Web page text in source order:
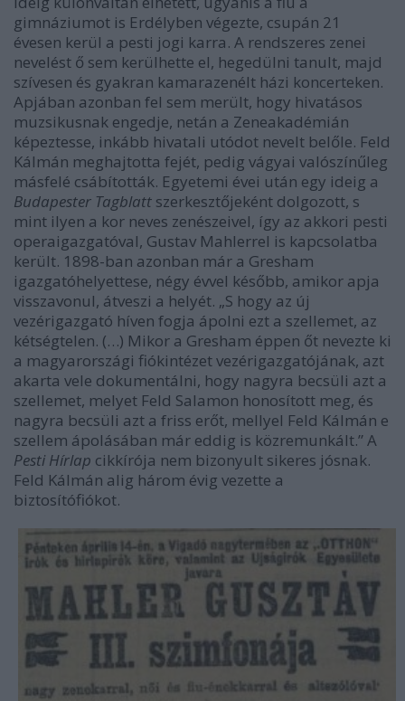
gimnáziumot is Erdélyben végezte, csupán 21
évesen kerül a pesti jogi karra. A rendszeres zenei
nevelést ő sem kerülhette el, hegedülni tanult, majd
szívesen és gyakran kamarazenélt házi koncerteken.
Apjában azonban fel sem merült, hogy hivatásos
muzsikusnak engedje, netán a Zeneakadémián
képeztesse, inkább hivatali utódot nevelt belőle. Feld
Kálmán meghajtotta fejét, pedig vágyai valószínűleg
másfelé csábították. Egyetemi évei után egy ideig a
Budapester Tagblatt szerkesztőjeként dolgozott, s
mint ilyen a kor neves zenészeivel, így az akkori pesti
operaigazgatóval, Gustav Mahlerrel is kapcsolatba
került. 1898-ban azonban már a Gresham
igazgatóhelyettese, négy évvel később, amikor apja
visszavonul, átveszi a helyét. „S hogy az új
vezérigazgató híven fogja ápolni ezt a szellemet, az
kétségtelen. (…) Mikor a Gresham éppen őt nevezte ki
a magyarországi fiókintézet vezérigazgatójának, azt
akarta vele dokumentálni, hogy nagyra becsüli azt a
szellemet, melyet Feld Salamon honosított meg, és
nagyra becsüli azt a friss erőt, mellyel Feld Kálmán e
szellem ápolásában már eddig is közremunkált.” A
Pesti Hírlap cikkírója nem bizonyult sikeres jósnak.
Feld Kálmán alig három évig vezette a
biztosítófiókot.